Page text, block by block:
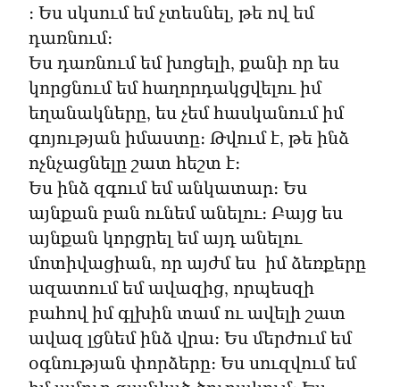
։ Ես սկսում եմ չտեսնել, թե ով եմ
դառնում։
Ես դառնում եմ խոցելի, քանի որ ես
կորցնում եմ հաղորդակցվելու իմ
եղանակները, ես չեմ հասկանում իմ
գոյության իմաստը։ Թվում է, թե ինձ
ոչնչացնելը շատ հեշտ է։
Ես ինձ զգում եմ անկատար։ Ես
այնքան բան ունեմ անելու։ Բայց ես
այնքան կորցրել եմ այդ անելու
մոտիվացիան, որ այժմ ես  իմ ձեռքերը
ազատում եմ ավազից, որպեսզի
բահով իմ գլխին տամ ու ավելի շատ
ավազ լցնեմ ինձ վրա։ Ես մերժում եմ
օգնության փորձերը։ Ես սուզվում եմ